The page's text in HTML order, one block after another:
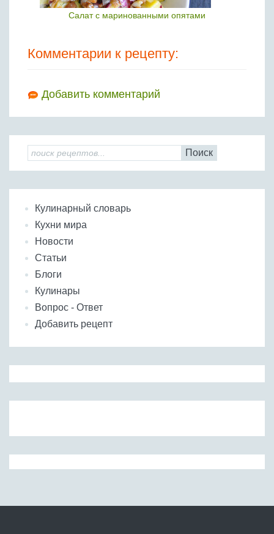
Салат с маринованными опятами
Комментарии к рецепту:
Добавить комментарий
Поиск
Кулинарный словарь
Кухни мира
Новости
Статьи
Блоги
Кулинары
Вопрос - Ответ
Добавить рецепт